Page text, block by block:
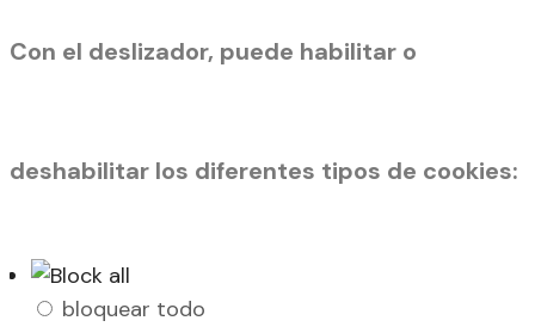
Con el deslizador, puede habilitar o
deshabilitar los diferentes tipos de cookies:
bloquear todo